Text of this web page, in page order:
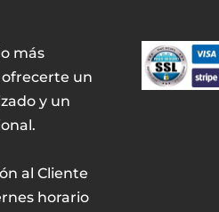
más
un
y un
al Cliente
horario